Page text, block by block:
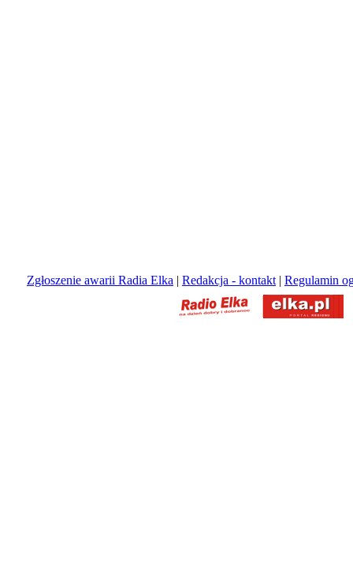
Zgłoszenie awarii Radia Elka | Redakcja - kontakt | Regulamin